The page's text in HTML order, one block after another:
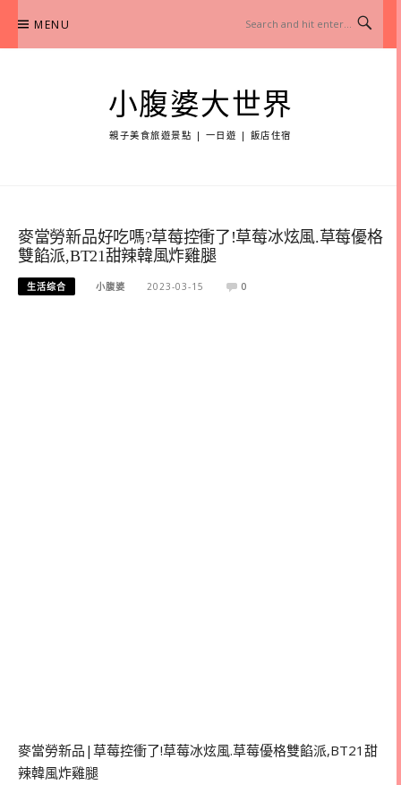
content
MENU
小腹婆大世界
親子美食旅遊景點 | 一日遊 | 飯店住宿
麥當勞新品好吃嗎?草莓控衝了!草莓冰炫風.草莓優格
雙餡派,BT21甜辣韓風炸雞腿
生活综合 小腹婆 2023-03-15 0
麥當勞新品|草莓控衝了!草莓冰炫風.草莓優格雙餡派,BT21甜
辣韓風炸雞腿